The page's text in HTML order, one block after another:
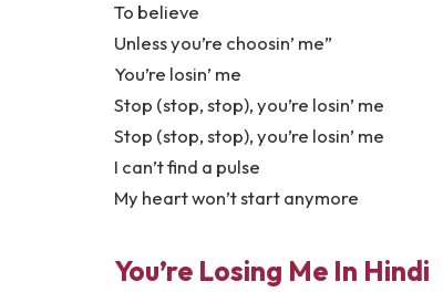
To believe
Unless you’re choosin’ me”
You’re losin’ me
Stop (stop, stop), you’re losin’ me
Stop (stop, stop), you’re losin’ me
I can’t find a pulse
My heart won’t start anymore
You’re Losing Me In Hindi